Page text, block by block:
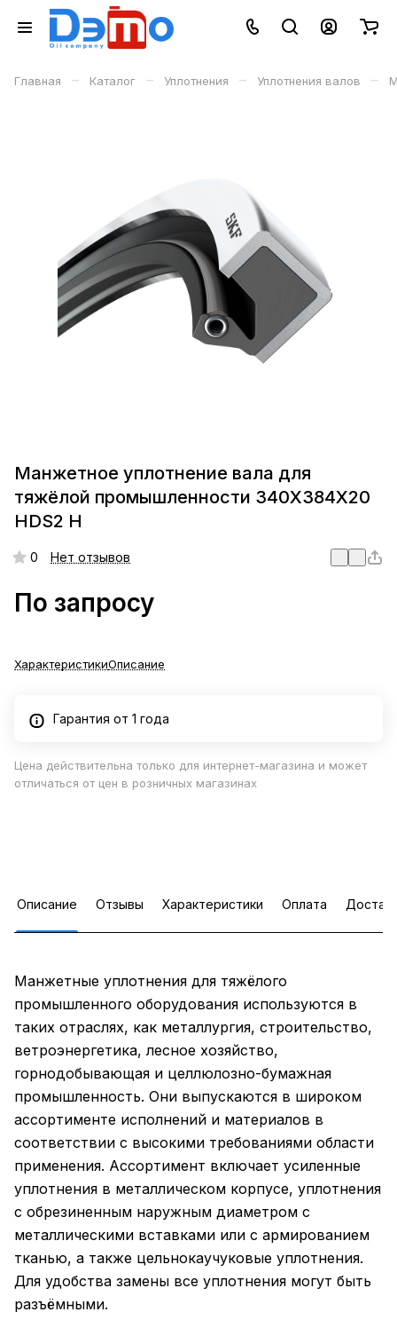
Главная – Каталог – Уплотнения – Уплотнения валов –
Манжетное уплотнение вала для
тяжёлой промышленности 340X384X20
HDS2 H
0 Нет отзывов
По запросу
ХарактеристикиОписание
Гарантия от 1 года
Цена действительна только для интернет-магазина и может
отличаться от цен в розничных магазинах
Описание Отзывы Характеристики Оплата
Манжетные уплотнения для тяжёлого
промышленного оборудования используются в
таких отраслях, как металлургия, строительство,
ветроэнергетика, лесное хозяйство,
горнодобывающая и целлюлозно-бумажная
промышленность. Они выпускаются в широком
ассортименте исполнений и материалов в
соответствии с высокими требованиями области
применения. Ассортимент включает усиленные
уплотнения в металлическом корпусе, уплотнения
с обрезиненным наружным диаметром с
металлическими вставками или с армированием
тканью, а также цельнокаучуковые уплотнения.
Для удобства замены все уплотнения могут быть
разъёмными.